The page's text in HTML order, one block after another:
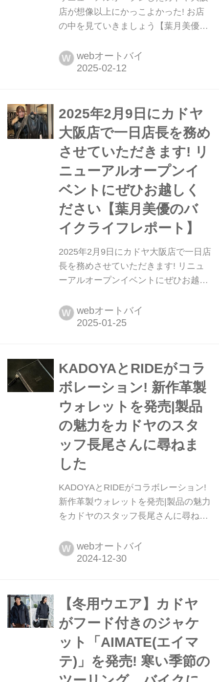
店が想像以上にかっこよかった! お店
の中を見ていきましょう【葉月美優の
KADOYA大阪店がリニューアルオープ
ンしました。私も、早速オープン日に
W webオートバイ
2025年2月9日にカドヤ
大阪店で一日店長を務め
させていただきます! リ
ニューアルオープンイ
ベントにぜひお越しく
ださい【葉月美優のバ
イクライフレポート】
2025年2月9日にカドヤ大阪店で一日店
長を務めさせていただきます! リニュ
ーアルオープンイベントにぜひお越し
ポート】 葉月美優です。 2025年2月9
日(日)にKADOYA大阪店がリニューア
めることになりました。 カドヤ大阪店
が移転し2月8日にリニューアルオープ
ン! 9日は葉月美優さんが一日店長を務
めるオープン記念イベントが開...
W webオートバイ
KADOYAとRIDEがコラ
ボレーション! 新作革製
ウォレットを発売|製品
の魅力をカドヤのスタ
ッフ長尾さんに尋ねま
した
KADOYAとRIDEがコラボレーション!
新作革製ウォレットを発売|製品の魅力
をカドヤのスタッフ長尾さんに尋ねま
のカドヤ。レザージャケットをはじめ
とする革製品は多くのオートバイユー
イテムを紹介する。文:オートバイ編集
部/写真:松川 忍
W webオートバイ
【冬用ウエア】カドヤ
がフード付きのジャケ
ット「AIMATE(エイマ
テ)」を発売! 寒い季節の